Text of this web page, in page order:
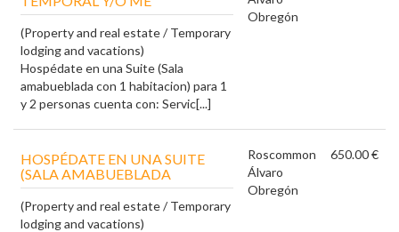
(Property and real estate / Temporary
lodging and vacations)
Hospédate en una Suite (Sala
amabueblada con 1 habitacion) para 1
y 2 personas cuenta con: Servic[...]
Obregón
HOSPÉDATE EN UNA SUITE
(SALA AMABUEBLADA
(Property and real estate / Temporary
lodging and vacations)
Roscommon
Álvaro
Obregón
650.00 €